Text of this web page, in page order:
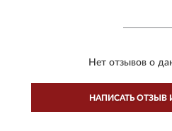
Нет отзывов о
НАПИСАТЬ ОТЗЫВ